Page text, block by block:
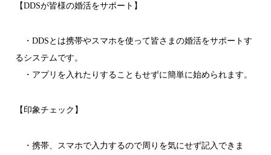
【DDSが皆様の婚活をサポート】
・DDSとは携帯やスマホを使って皆さまの婚活をサポートす
るシステムです。
・アプリを入れたりすることもせずに簡単に始められます。
【印象チェック】
・携帯、スマホで入力するので周りを気にせず記入できま